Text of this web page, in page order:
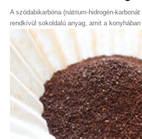
A szódabikarbóna (nátrium-hidrogén-
rendkívül sokoldalú anyag, amit a